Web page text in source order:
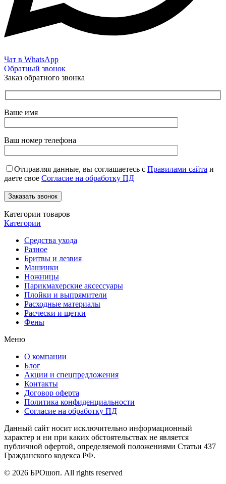
Чат в WhatsApp
Обратный звонок
Заказ обратного звонка
Ваше имя
Ваш номер телефона
Отправляя данные, вы соглашаетесь с Правилами сайта и
даете свое Согласие на обработку ПД
Категории товаров
Категории
Средства ухода
Разное
Бритвы и лезвия
Машинки
Ножницы
Парикмахерские аксессуары
Плойки и выпрямители
Расходные материалы
Расчески и щетки
Фены
Меню
О компании
Блог
Акции и спецпредложения
Контакты
Договор оферта
Политика конфиденциальности
Согласие на обработку ПД
Данный сайт носит исключительно информационный
характер и ни при каких обстоятельствах не является
публичной офертой, определяемой положениями Статьи 437
Гражданского кодекса РФ.
© 2026 БРОшоп. All rights reserved